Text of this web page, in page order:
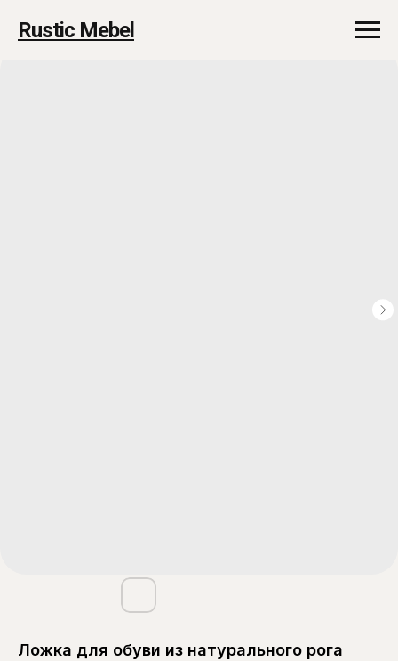
Rustic Mebel
Ложка для обуви из натурального рога